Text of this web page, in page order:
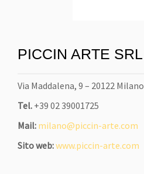
PICCIN ARTE SRL
Via Maddalena, 9 – 20122 Milano
Tel. +39 02 39001725
Mail: milano@piccin-arte.com
Sito web:www.piccin-arte.com